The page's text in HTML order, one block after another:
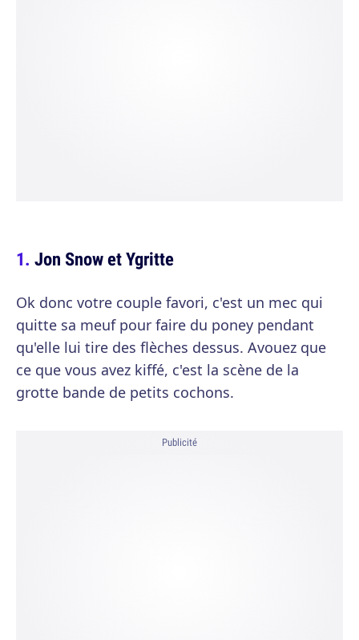
Jon Snow et Ygritte
Ok donc votre couple favori, c'est un mec qui
quitte sa meuf pour faire du poney pendant
qu'elle lui tire des flèches dessus. Avouez que
ce que vous avez kiffé, c'est la scène de la
grotte bande de petits cochons.
Publicité